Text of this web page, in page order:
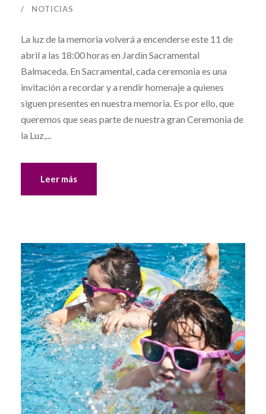
NOTICIAS
La luz de la memoria volverá a encenderse este 11 de
abril a las 18:00 horas en Jardín Sacramental
Balmaceda. En Sacramental, cada ceremonia es una
invitación a recordar y a rendir homenaje a quienes
siguen presentes en nuestra memoria. Es por ello, que
queremos que seas parte de nuestra gran Ceremonia de
la Luz,...
Leer más